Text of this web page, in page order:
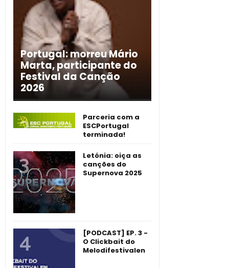
Portugal: morreu Mário
Marta, participante do
Festival da Canção
2026
Parceria com a
ESCPortugal
terminada!
Letónia: oiça as
canções do
Supernova 2025
[PODCAST] EP. 3 -
O Clickbait do
Melodifestivalen